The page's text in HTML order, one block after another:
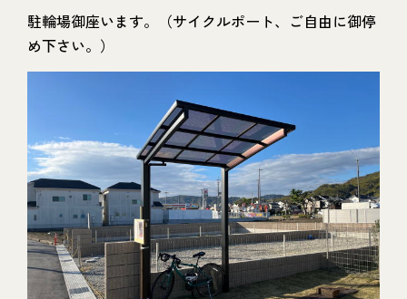
駐輪場御座います。（サイクルポート、ご自由に御停
め下さい。）